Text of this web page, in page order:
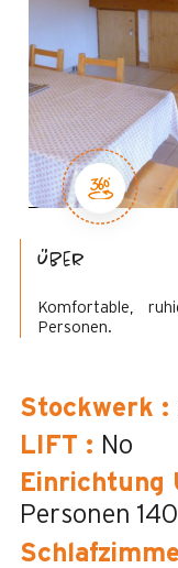
Über
Komfortable,
Personen.
Stockwerk :
LIFT : No
Einrichtung
Personen